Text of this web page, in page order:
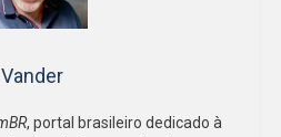
Vander
, portal brasileiro dedicado à